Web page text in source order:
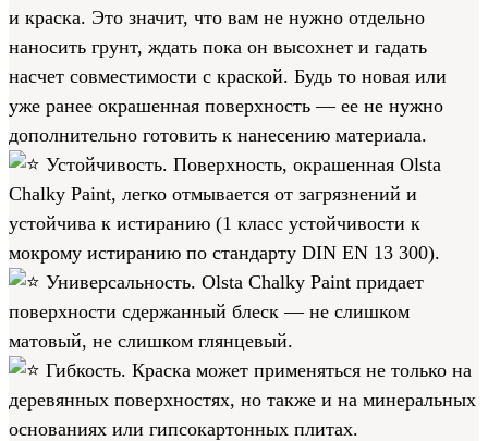
и краска. Это значит, что вам не нужно отдельно
наносить грунт, ждать пока он высохнет и гадать
насчет совместимости с краской. Будь то новая или
уже ранее окрашенная поверхность — ее не нужно
дополнительно готовить к нанесению материала.
Устойчивость. Поверхность, окрашенная Olsta
Chalky Paint, легко отмывается от загрязнений и
устойчива к истиранию (1 класс устойчивости к
мокрому истиранию по стандарту DIN EN 13 300).
Универсальность. Olsta Chalky Paint придает
поверхности сдержанный блеск — не слишком
матовый, не слишком глянцевый.
Гибкость. Краска может применяться не только на
деревянных поверхностях, но также и на минеральных
основаниях или гипсокартонных плитах.